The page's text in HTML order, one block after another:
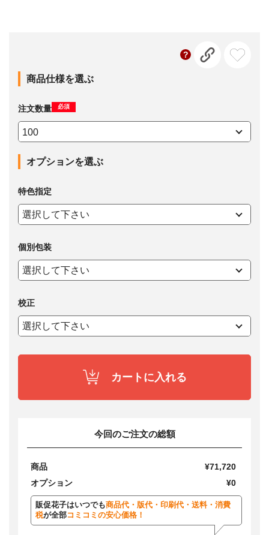
商品仕様を選ぶ
注文数量 必須
オプションを選ぶ
特色指定
個別包装
校正
カートに入れる
今回のご注文の総額
商品
¥71,720
オプション
¥0
販促花子はいつでも商品代・版代・印刷代・送料・消費
税が全部コミコミの安心価格！